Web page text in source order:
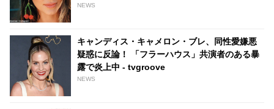
の苦労を吐露 - tvgroove
NEWS
キャンディス・キャメロン・ブレ、同性愛嫌悪
疑惑に反論！ 「フラーハウス」共演者のある暴
露で炎上中 - tvgroove
NEWS